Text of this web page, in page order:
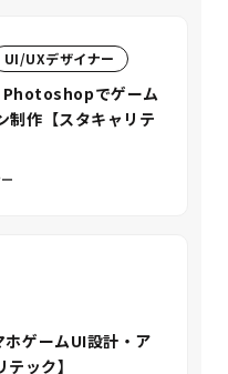
UI/UXデザイナー
でゲーム
制作【スタキャリテ
ゲームUI設計・ア
ック】